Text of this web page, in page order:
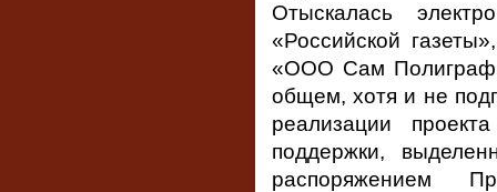
Отыскалась
«Российской
«ООО Сам
общем, хотя и не
реализации
поддержки,
распоряжением